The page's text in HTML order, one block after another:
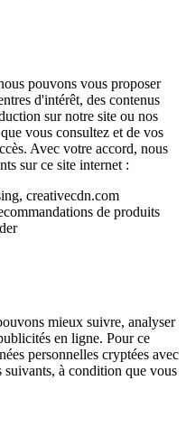
pouvons vous proposer
d'intérêt, des contenus
sur notre site ou nos
vous consultez et de vos
Avec votre accord, nous
sur ce site internet :
creativecdn.com
de produits
mieux suivre, analyser
en ligne. Pour ce
personnelles cryptées avec
suivants, à condition que vous